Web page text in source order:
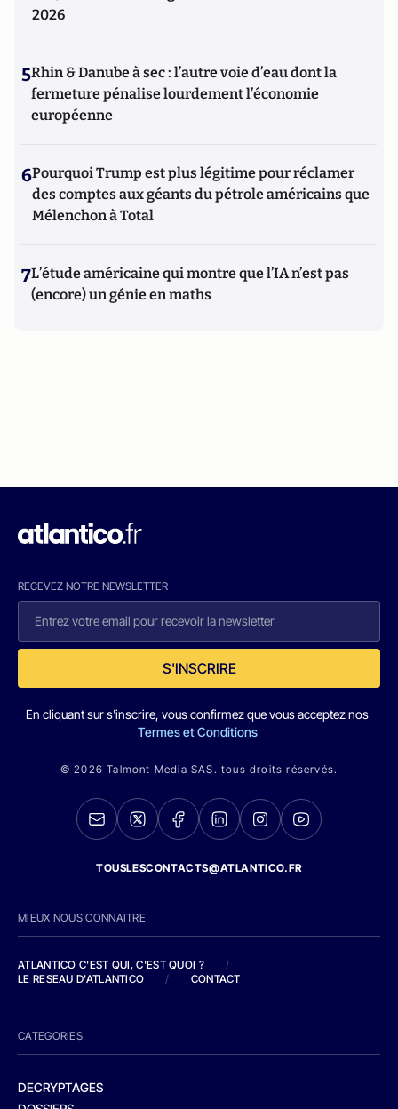
2026
5Rhin & Danube à sec : l’autre voie d’eau dont la
fermeture pénalise lourdement l’économie
européenne
6Pourquoi Trump est plus légitime pour réclamer
des comptes aux géants du pétrole américains que
Mélenchon à Total
7L’étude américaine qui montre que l’IA n’est pas
(encore) un génie en maths
RECEVEZ NOTRE NEWSLETTER
S'INSCRIRE
En cliquant sur s'inscrire, vous confirmez que vous acceptez nos
Termes et Conditions
© 2026 Talmont Media SAS. tous droits réservés.
TOUSLESCONTACTS@ATLANTICO.FR
MIEUX NOUS CONNAITRE
ATLANTICO C'EST QUI, C'EST QUOI ?
/
LE RESEAU D'ATLANTICO
/ CONTACT
CATEGORIES
DECRYPTAGES